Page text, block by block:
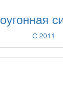
С 2011